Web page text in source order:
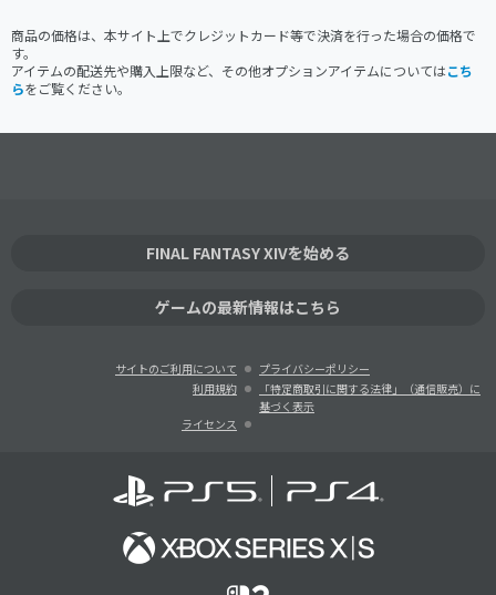
商品の価格は、本サイト上でクレジットカード等で決済を行った場合の価格で
す。
アイテムの配送先や購入上限など、その他オプションアイテムについてはこち
らをご覧ください。
FINAL FANTASY XIVを始める
ゲームの最新情報はこちら
サイトのご利用について
プライバシーポリシー
利用規約
「特定商取引に関する法律」（通信販売）に
基づく表示
ライセンス